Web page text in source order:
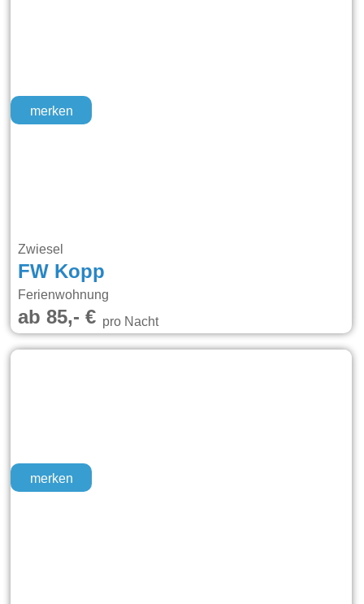
merken
Zwiesel
FW Kopp
Ferienwohnung
ab 85,- €pro Nacht
merken